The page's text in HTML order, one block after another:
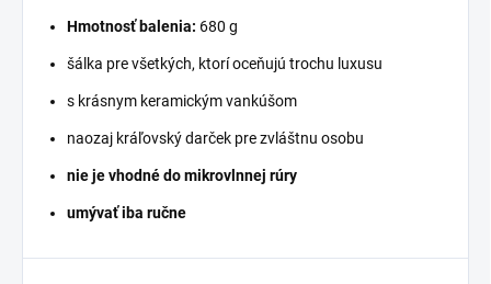
Hmotnosť balenia: 680 g
šálka pre všetkých, ktorí oceňujú trochu luxusu
s krásnym keramickým vankúšom
naozaj kráľovský darček pre zvláštnu osobu
nie je vhodné do mikrovlnnej rúry
umývať iba ručne